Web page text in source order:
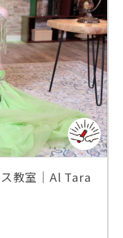
教室｜Al Tara